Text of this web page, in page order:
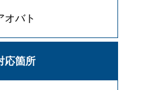
オバト
応箇所